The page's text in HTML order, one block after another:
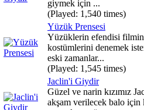
giymek için ...
(Played: 1,540 times)
Yüzük Prensesi
Yüzüklerin efendisi
kostümlerini denemek
eski zamanlar...
(Played: 1,545 times)
Jaclin'i Giydir
Güzel ve narin kızımız
akşam verilecek balo için